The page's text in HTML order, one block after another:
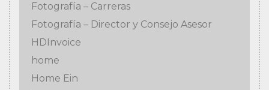
Fotografía – Carreras
Fotografía – Director y Consejo Asesor
HDInvoice
home
Home Ein